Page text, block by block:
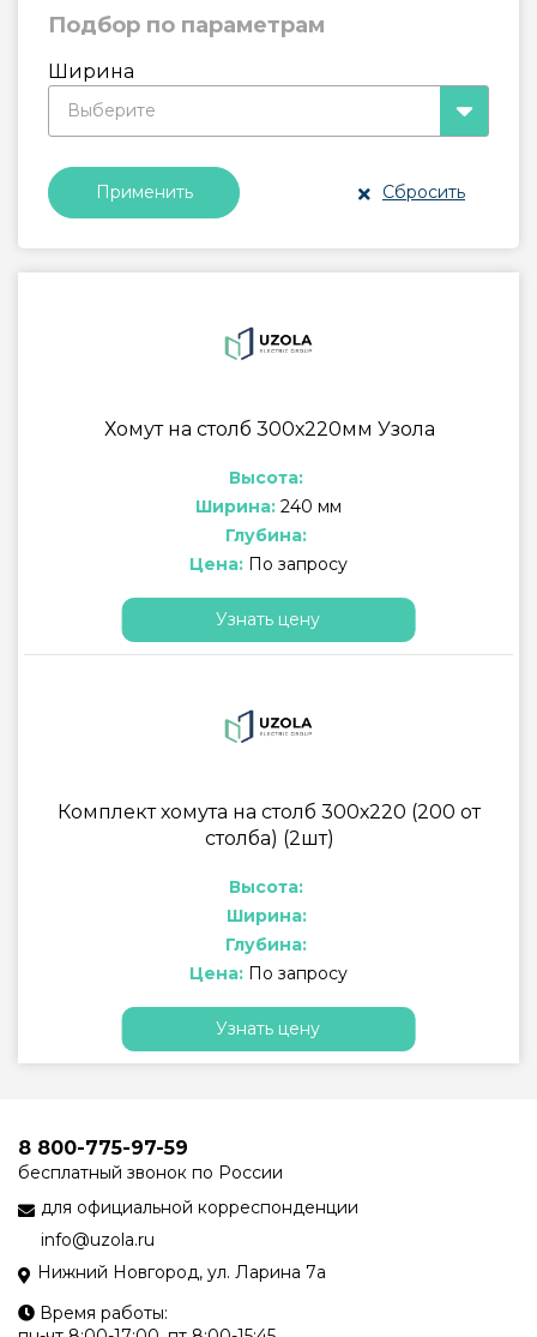
Подбор по параметрам
Ширина
Выберите
Сбросить
Применить
Хомут на столб 300х220мм Узола
Высота:
Ширина: 240 мм
Глубина:
Цена: По запросу
Узнать цену
Комплект хомута на столб 300х220 (200 от
столба) (2шт)
Высота:
Ширина:
Глубина:
Цена: По запросу
Узнать цену
8 800-775-97-59
бесплатный звонок по России
для официальной корреспонденции
info@uzola.ru
Нижний Новгород, ул. Ларина 7а
Время работы: